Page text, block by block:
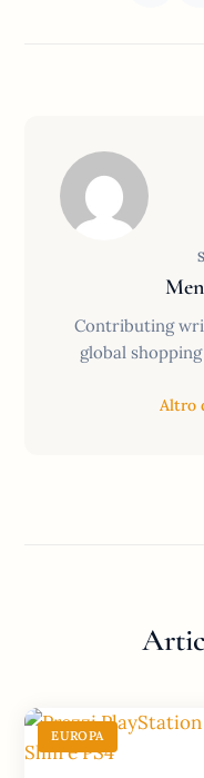
Contributing
global
Altro
EUROPA